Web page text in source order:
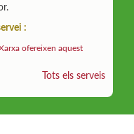
:
ofereixen aquest
Tots els serveis